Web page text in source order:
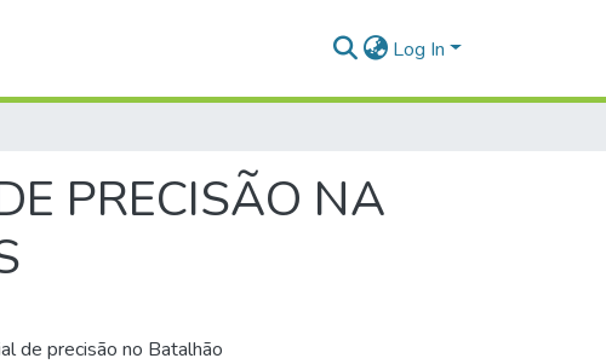
Log In
PRECISÃO NA
de precisão no Batalhão